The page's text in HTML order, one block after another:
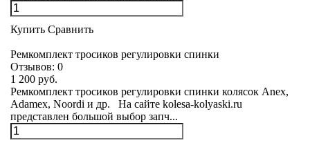
Купить Сравнить
Ремкомплект тросиков регулировки спинки
Отзывов: 0
1 200 руб.
Ремкомплект тросиков регулировки спинки колясок Anex,
Adamex, Noordi и др. На сайте kolesa-kolyaski.ru
представлен большой выбор запч...